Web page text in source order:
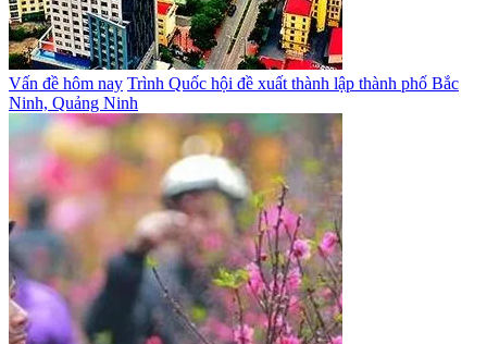
Vấn đề hôm nay Trình Quốc hội đề xuất thành lập thành phố Bắc
Ninh, Quảng Ninh